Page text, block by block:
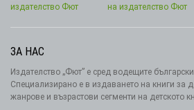
ЗА НАС
Издателство „Фют” е сред водещите
Специализирано е в издаването на книги за
жанрове и възрастови сегменти на детското